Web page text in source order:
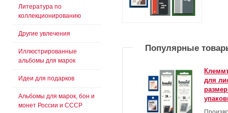
Популярные
для
Литература по
коллекционированию
Другие увлечения
Иллюстрированные
альбомы для марок
Идеи для подарков
Альбомы для марок, бон и
монет России и СССР